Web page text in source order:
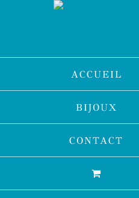
ACCUEIL
BIJOUX
CONTACT